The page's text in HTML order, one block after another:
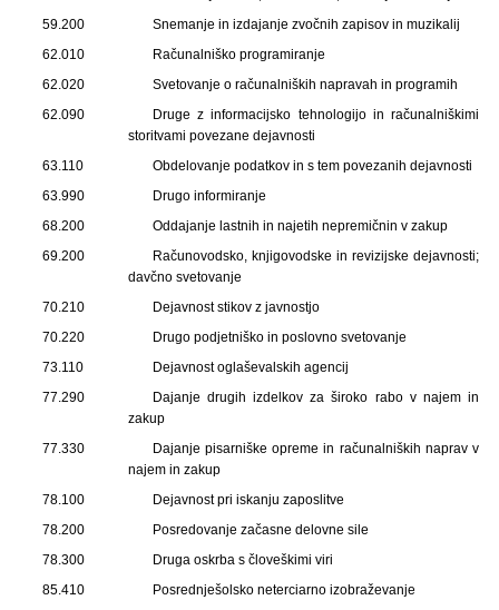
59.200
Snemanje in izdajanje zvočnih zapisov in muzikalij
62.010
Računalniško programiranje
62.020
Svetovanje o računalniških napravah in programih
62.090
Druge z informacijsko tehnologijo in računalniškimi
storitvami povezane dejavnosti
63.110
Obdelovanje podatkov in s tem povezanih dejavnosti
63.990
Drugo informiranje
68.200
Oddajanje lastnih in najetih nepremičnin v zakup
69.200
Računovodsko, knjigovodske in revizijske dejavnosti;
davčno svetovanje
70.210
Dejavnost stikov z javnostjo
70.220
Drugo podjetniško in poslovno svetovanje
73.110
Dejavnost oglaševalskih agencij
77.290
Dajanje drugih izdelkov za široko rabo v najem in
zakup
77.330
Dajanje pisarniške opreme in računalniških naprav v
najem in zakup
78.100
Dejavnost pri iskanju zaposlitve
78.200
Posredovanje začasne delovne sile
78.300
Druga oskrba s človeškimi viri
85.410
Posrednješolsko neterciarno izobraževanje